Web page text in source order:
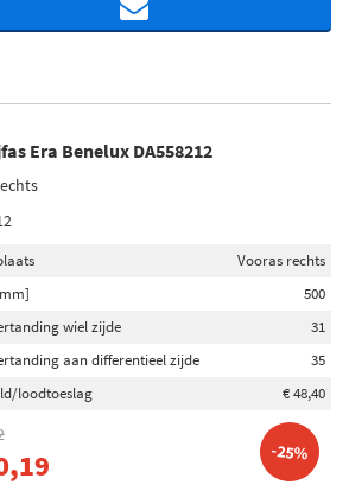
Era Benelux DA558212
Vooras rechts
500
wiel zijde
31
aan differentieel zijde
35
loodtoeslag
€ 48,40
-25%